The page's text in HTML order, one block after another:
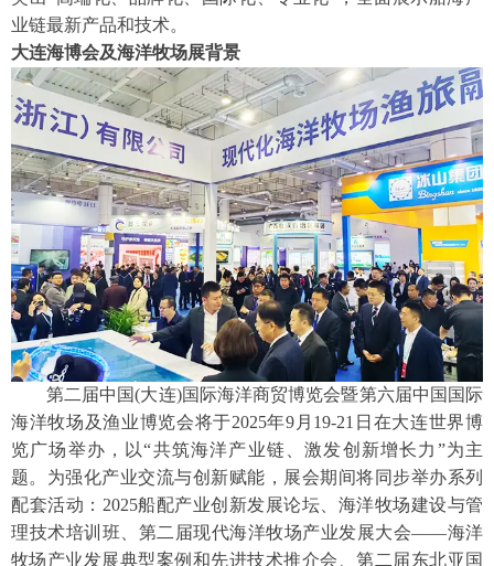
业链最新产品和技术。
大连海博会及海洋牧场展背景
第二届中国(大连)国际海洋商贸博览会暨第六届中国国际
海洋牧场及渔业博览会将于2025年9月19-21日在大连世界博
览广场举办，以“共筑海洋产业链、激发创新增长力”为主
题。为强化产业交流与创新赋能，展会期间将同步举办系列
配套活动：2025船配产业创新发展论坛、海洋牧场建设与管
理技术培训班、第二届现代海洋牧场产业发展大会——海洋
牧场产业发展典型案例和先进技术推介会、第二届东北亚国